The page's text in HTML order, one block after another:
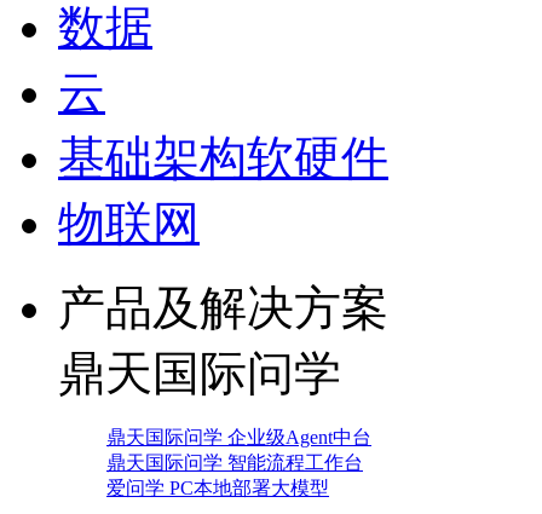
数据
云
基础架构软硬件
物联网
产品及解决方案
鼎天国际问学
鼎天国际问学 企业级Agent中台
鼎天国际问学 智能流程工作台
爱问学 PC本地部署大模型